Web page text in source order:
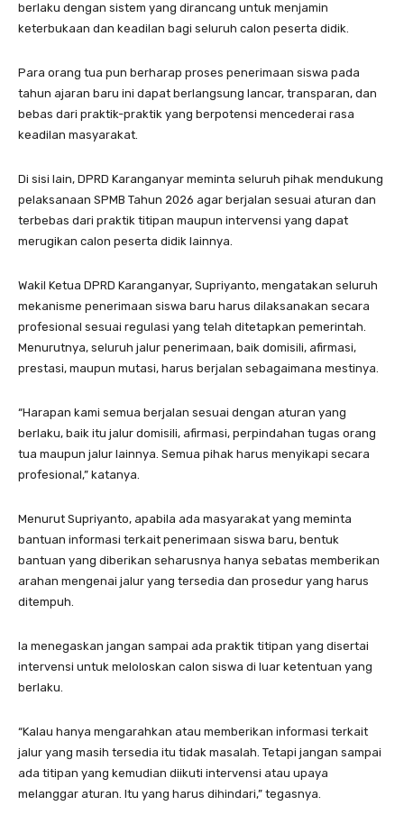
berlaku dengan sistem yang dirancang untuk menjamin
keterbukaan dan keadilan bagi seluruh calon peserta didik.
Para orang tua pun berharap proses penerimaan siswa pada
tahun ajaran baru ini dapat berlangsung lancar, transparan, dan
bebas dari praktik-praktik yang berpotensi mencederai rasa
keadilan masyarakat.
Di sisi lain, DPRD Karanganyar meminta seluruh pihak mendukung
pelaksanaan SPMB Tahun 2026 agar berjalan sesuai aturan dan
terbebas dari praktik titipan maupun intervensi yang dapat
merugikan calon peserta didik lainnya.
Wakil Ketua DPRD Karanganyar, Supriyanto, mengatakan seluruh
mekanisme penerimaan siswa baru harus dilaksanakan secara
profesional sesuai regulasi yang telah ditetapkan pemerintah.
Menurutnya, seluruh jalur penerimaan, baik domisili, afirmasi,
prestasi, maupun mutasi, harus berjalan sebagaimana mestinya.
“Harapan kami semua berjalan sesuai dengan aturan yang
berlaku, baik itu jalur domisili, afirmasi, perpindahan tugas orang
tua maupun jalur lainnya. Semua pihak harus menyikapi secara
profesional,” katanya.
Menurut Supriyanto, apabila ada masyarakat yang meminta
bantuan informasi terkait penerimaan siswa baru, bentuk
bantuan yang diberikan seharusnya hanya sebatas memberikan
arahan mengenai jalur yang tersedia dan prosedur yang harus
ditempuh.
Ia menegaskan jangan sampai ada praktik titipan yang disertai
intervensi untuk meloloskan calon siswa di luar ketentuan yang
berlaku.
“Kalau hanya mengarahkan atau memberikan informasi terkait
jalur yang masih tersedia itu tidak masalah. Tetapi jangan sampai
ada titipan yang kemudian diikuti intervensi atau upaya
melanggar aturan. Itu yang harus dihindari,” tegasnya.